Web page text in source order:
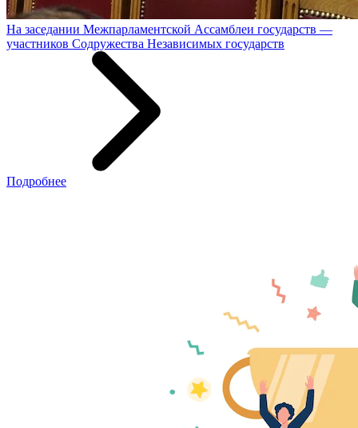
На заседании Межпарламентской Ассамблеи государств —
участников Содружества Независимых государств
Подробнее